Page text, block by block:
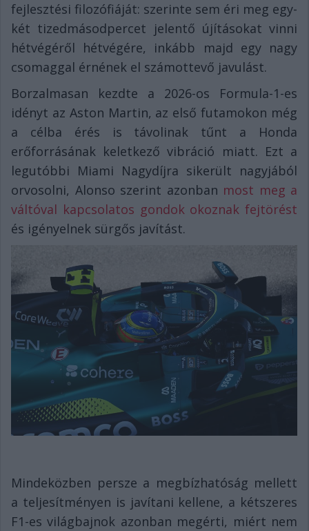
fejlesztési filozófiáját: szerinte sem éri meg egy-
két tizedmásodpercet jelentő újításokat vinni
hétvégéről hétvégére, inkább majd egy nagy
csomaggal érnének el számottevő javulást.
Borzalmasan kezdte a 2026-os Formula-1-es
idényt az Aston Martin, az első futamokon még
a célba érés is távolinak tűnt a Honda
erőforrásának keletkező vibráció miatt. Ezt a
legutóbbi Miami Nagydíjra sikerült nagyjából
orvosolni, Alonso szerint azonban most meg a
váltóval kapcsolatos gondok okoznak fejtörést
és igényelnek sürgős javítást.
Mindeközben persze a megbízhatóság mellett
a teljesítményen is javítani kellene, a kétszeres
F1-es világbajnok azonban megérti, miért nem